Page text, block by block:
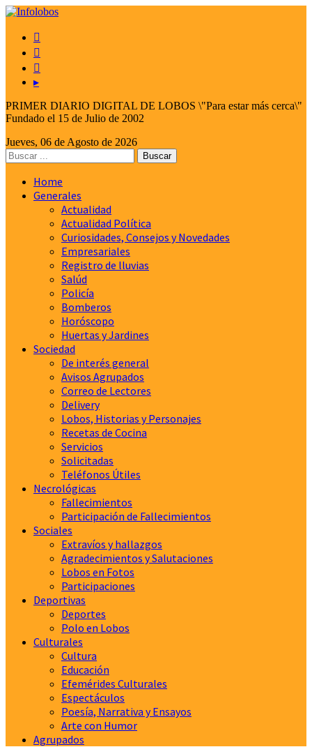



▸
PRIMER DIARIO DIGITAL DE LOBOS \"Para estar más cerca\"
Fundado el 15 de Julio de 2002
Jueves, 06 de Agosto de 2026
Home
Generales
Actualidad
Actualidad Política
Curiosidades, Consejos y Novedades
Empresariales
Registro de lluvias
Salúd
Policía
Bomberos
Horóscopo
Huertas y Jardines
Sociedad
De interés general
Avisos Agrupados
Correo de Lectores
Delivery
Lobos, Historias y Personajes
Recetas de Cocina
Servicios
Solicitadas
Teléfonos Útiles
Necrológicas
Fallecimientos
Participación de Fallecimientos
Sociales
Extravíos y hallazgos
Agradecimientos y Salutaciones
Lobos en Fotos
Participaciones
Deportivas
Deportes
Polo en Lobos
Culturales
Cultura
Educación
Efemérides Culturales
Espectáculos
Poesía, Narrativa y Ensayos
Arte con Humor
Agrupados